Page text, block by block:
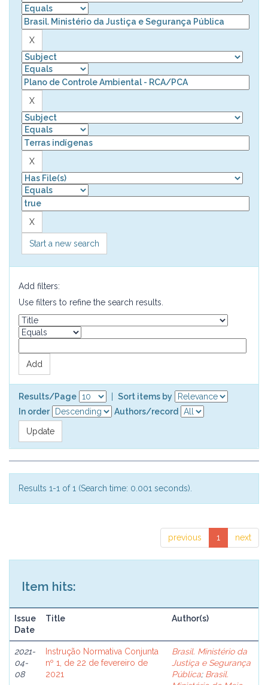
Start a new search
Add filters:
Use filters to refine the search results.
Results/Page
Sort items by
In order
Authors/record
Results 1-1 of 1 (Search time: 0.001 seconds).
previous 1 next
Item hits:
Issue
Date
Title Author(s)
2021-
04-
08
Instrução Normativa Conjunta
nº 1, de 22 de fevereiro de
2021
Brasil. Ministério da
Justiça e Segurança
Pública; Brasil.